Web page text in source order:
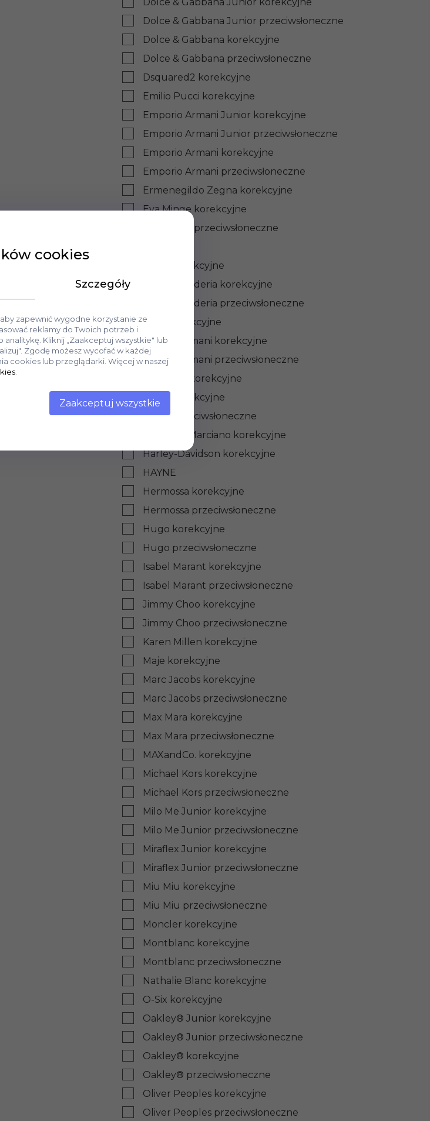
Dolce & Gabbana Junior przeciwsłoneczne
Dolce & Gabbana korekcyjne
Dolce & Gabbana przeciwsłoneczne
Dsquared2 korekcyjne
Emilio Pucci korekcyjne
Emporio Armani Junior korekcyjne
Emporio Armani Junior przeciwsłoneczne
Emporio Armani korekcyjne
Emporio Armani przeciwsłoneczne
Ermenegildo Zegna korekcyjne
Eva Minge korekcyjne
Eva Minge przeciwsłoneczne
Fendi korekcyjne
Ferrari Scuderia korekcyjne
Ferrari Scuderia przeciwsłoneczne
Gant korekcyjne
Giorgio Armani korekcyjne
Giorgio Armani przeciwsłoneczne
Givenchy korekcyjne
Gucci korekcyjne
Gucci przeciwsłoneczne
Guess by Marciano korekcyjne
Harley-Davidson korekcyjne
HAYNE
Hermossa korekcyjne
Hermossa przeciwsłoneczne
Hugo korekcyjne
Hugo przeciwsłoneczne
Isabel Marant korekcyjne
Isabel Marant przeciwsłoneczne
Jimmy Choo korekcyjne
Jimmy Choo przeciwsłoneczne
Karen Millen korekcyjne
Maje korekcyjne
Marc Jacobs korekcyjne
Marc Jacobs przeciwsłoneczne
Max Mara korekcyjne
Max Mara przeciwsłoneczne
MAXandCo. korekcyjne
Michael Kors korekcyjne
Michael Kors przeciwsłoneczne
Milo Me Junior korekcyjne
Milo Me Junior przeciwsłoneczne
Miraflex Junior korekcyjne
Miraflex Junior przeciwsłoneczne
Miu Miu korekcyjne
Miu Miu przeciwsłoneczne
Moncler korekcyjne
Montblanc korekcyjne
Montblanc przeciwsłoneczne
Nathalie Blanc korekcyjne
O-Six korekcyjne
Oakley® Junior korekcyjne
Oakley® Junior przeciwsłoneczne
Oakley® korekcyjne
Oakley® przeciwsłoneczne
Oliver Peoples korekcyjne
Oliver Peoples przeciwsłoneczne
cookies
Szczegóły
zapewnić wygodne korzystanie ze
reklamy do Twoich potrzeb i
analitykę. Kliknij „Zaakceptuj wszystkie" lub
Zgodę możesz wycofać w każdej
cookies lub przeglądarki. Więcej w naszej
Zaakceptuj wszystkie